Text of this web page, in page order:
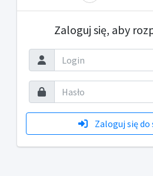
Zaloguj się, aby
Zaloguj się do